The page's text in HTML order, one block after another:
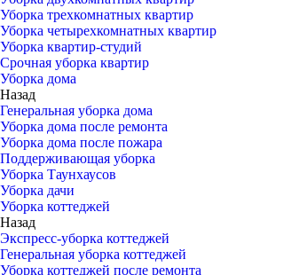
Уборка трехкомнатных квартир
Уборка четырехкомнатных квартир
Уборка квартир-студий
Срочная уборка квартир
Уборка дома
Назад
Генеральная уборка дома
Уборка дома после ремонта
Уборка дома после пожара
Поддерживающая уборка
Уборка Таунхаусов
Уборка дачи
Уборка коттеджей
Назад
Экспресс-уборка коттеджей
Генеральная уборка коттеджей
Уборка коттеджей после ремонта